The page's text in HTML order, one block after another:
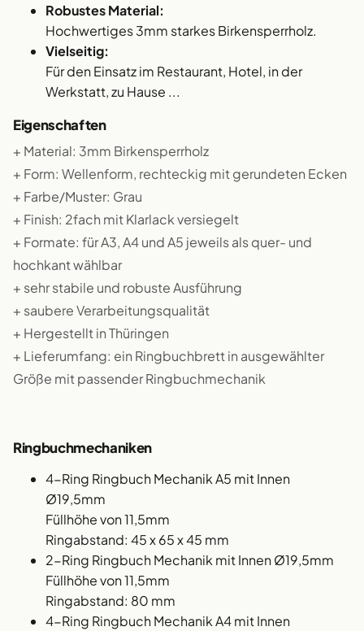
Robustes Material:
Hochwertiges 3mm starkes Birkensperrholz.
Vielseitig:
Für den Einsatz im Restaurant, Hotel, in der
Werkstatt, zu Hause ...
Eigenschaften
+ Material: 3mm Birkensperrholz
+ Form: Wellenform, rechteckig mit gerundeten Ecken
+ Farbe/Muster: Grau
+ Finish: 2fach mit Klarlack versiegelt
+ Formate: für A3, A4 und A5 jeweils als quer- und
hochkant wählbar
+ sehr stabile und robuste Ausführung
+ saubere Verarbeitungsqualität
+ Hergestellt in Thüringen
+ Lieferumfang: ein Ringbuchbrett in ausgewählter
Größe mit passender Ringbuchmechanik
Ringbuchmechaniken
4-Ring Ringbuch Mechanik A5 mit Innen
Ø19,5mm
Füllhöhe von 11,5mm
Ringabstand: 45 x 65 x 45 mm
2-Ring Ringbuch Mechanik mit Innen Ø19,5mm
Füllhöhe von 11,5mm
Ringabstand: 80 mm
4-Ring Ringbuch Mechanik A4 mit Innen